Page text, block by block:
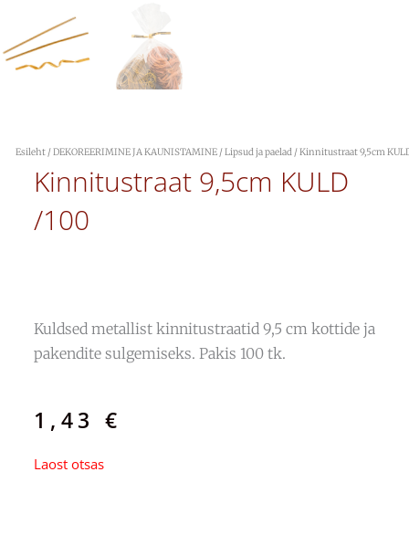
Esileht /DEKOREERIMINE JA KAUNISTAMINE /Lipsud ja paelad / Kinnitustraat 9,5cm
Kinnitustraat 9,5cm KULD
/100
Kuldsed metallist kinnitustraatid 9,5 cm kottide ja
pakendite sulgemiseks. Pakis 100 tk.
1,43 €
Laost otsas